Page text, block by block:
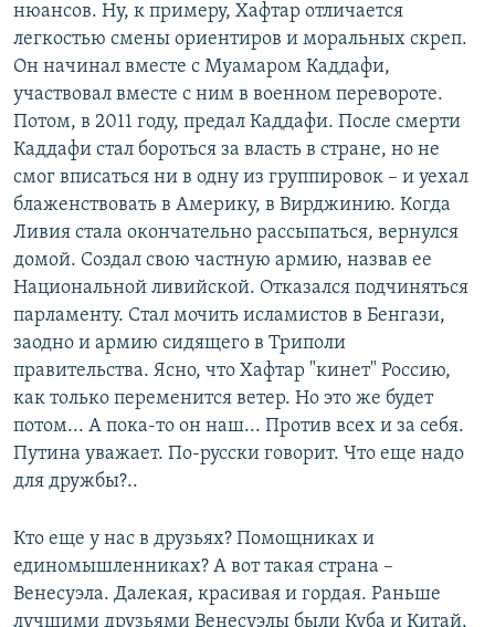
нюансов. Ну, к примеру, Хафтар отличается
легкостью смены ориентиров и моральных скреп.
Он начинал вместе с Муамаром Каддафи,
участвовал вместе с ним в военном перевороте.
Потом, в 2011 году, предал Каддафи. После смерти
Каддафи стал бороться за власть в стране, но не
смог вписаться ни в одну из группировок – и уехал
блаженствовать в Америку, в Вирджинию. Когда
Ливия стала окончательно рассыпаться, вернулся
домой. Создал свою частную армию, назвав ее
Национальной ливийской. Отказался подчиняться
парламенту. Стал мочить исламистов в Бенгази,
заодно и армию сидящего в Триполи
правительства. Ясно, что Хафтар "кинет" Россию,
как только переменится ветер. Но это же будет
потом... А пока-то он наш... Против всех и за себя.
Путина уважает. По-русски говорит. Что еще надо
для дружбы?..
Кто еще у нас в друзьях? Помощниках и
единомышленниках? А вот такая страна –
Венесуэла. Далекая, красивая и гордая. Раньше
лучшими друзьями Венесуэлы были Куба и Китай.